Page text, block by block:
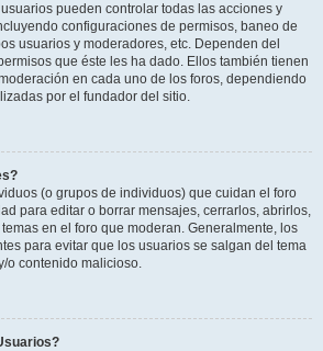
pueden controlar todas las acciones y
configuraciones de permisos, baneo de
usuarios y moderadores, etc. Dependen del
que éste les ha dado. Ellos también tienen
en cada uno de los foros, dependiendo
por el fundador del sitio.
(o grupos de individuos) que cuidan el foro
para editar o borrar mensajes, cerrarlos, abrirlos,
en el foro que moderan. Generalmente, los
para evitar que los usuarios se salgan del tema
o contenido malicioso.